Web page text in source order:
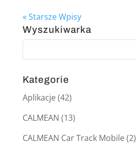
« Starsze Wpisy
Wyszukiwarka
Kategorie
Aplikacje(42)
CALMEAN (13)
CALMEAN Car Track Mobile(2)